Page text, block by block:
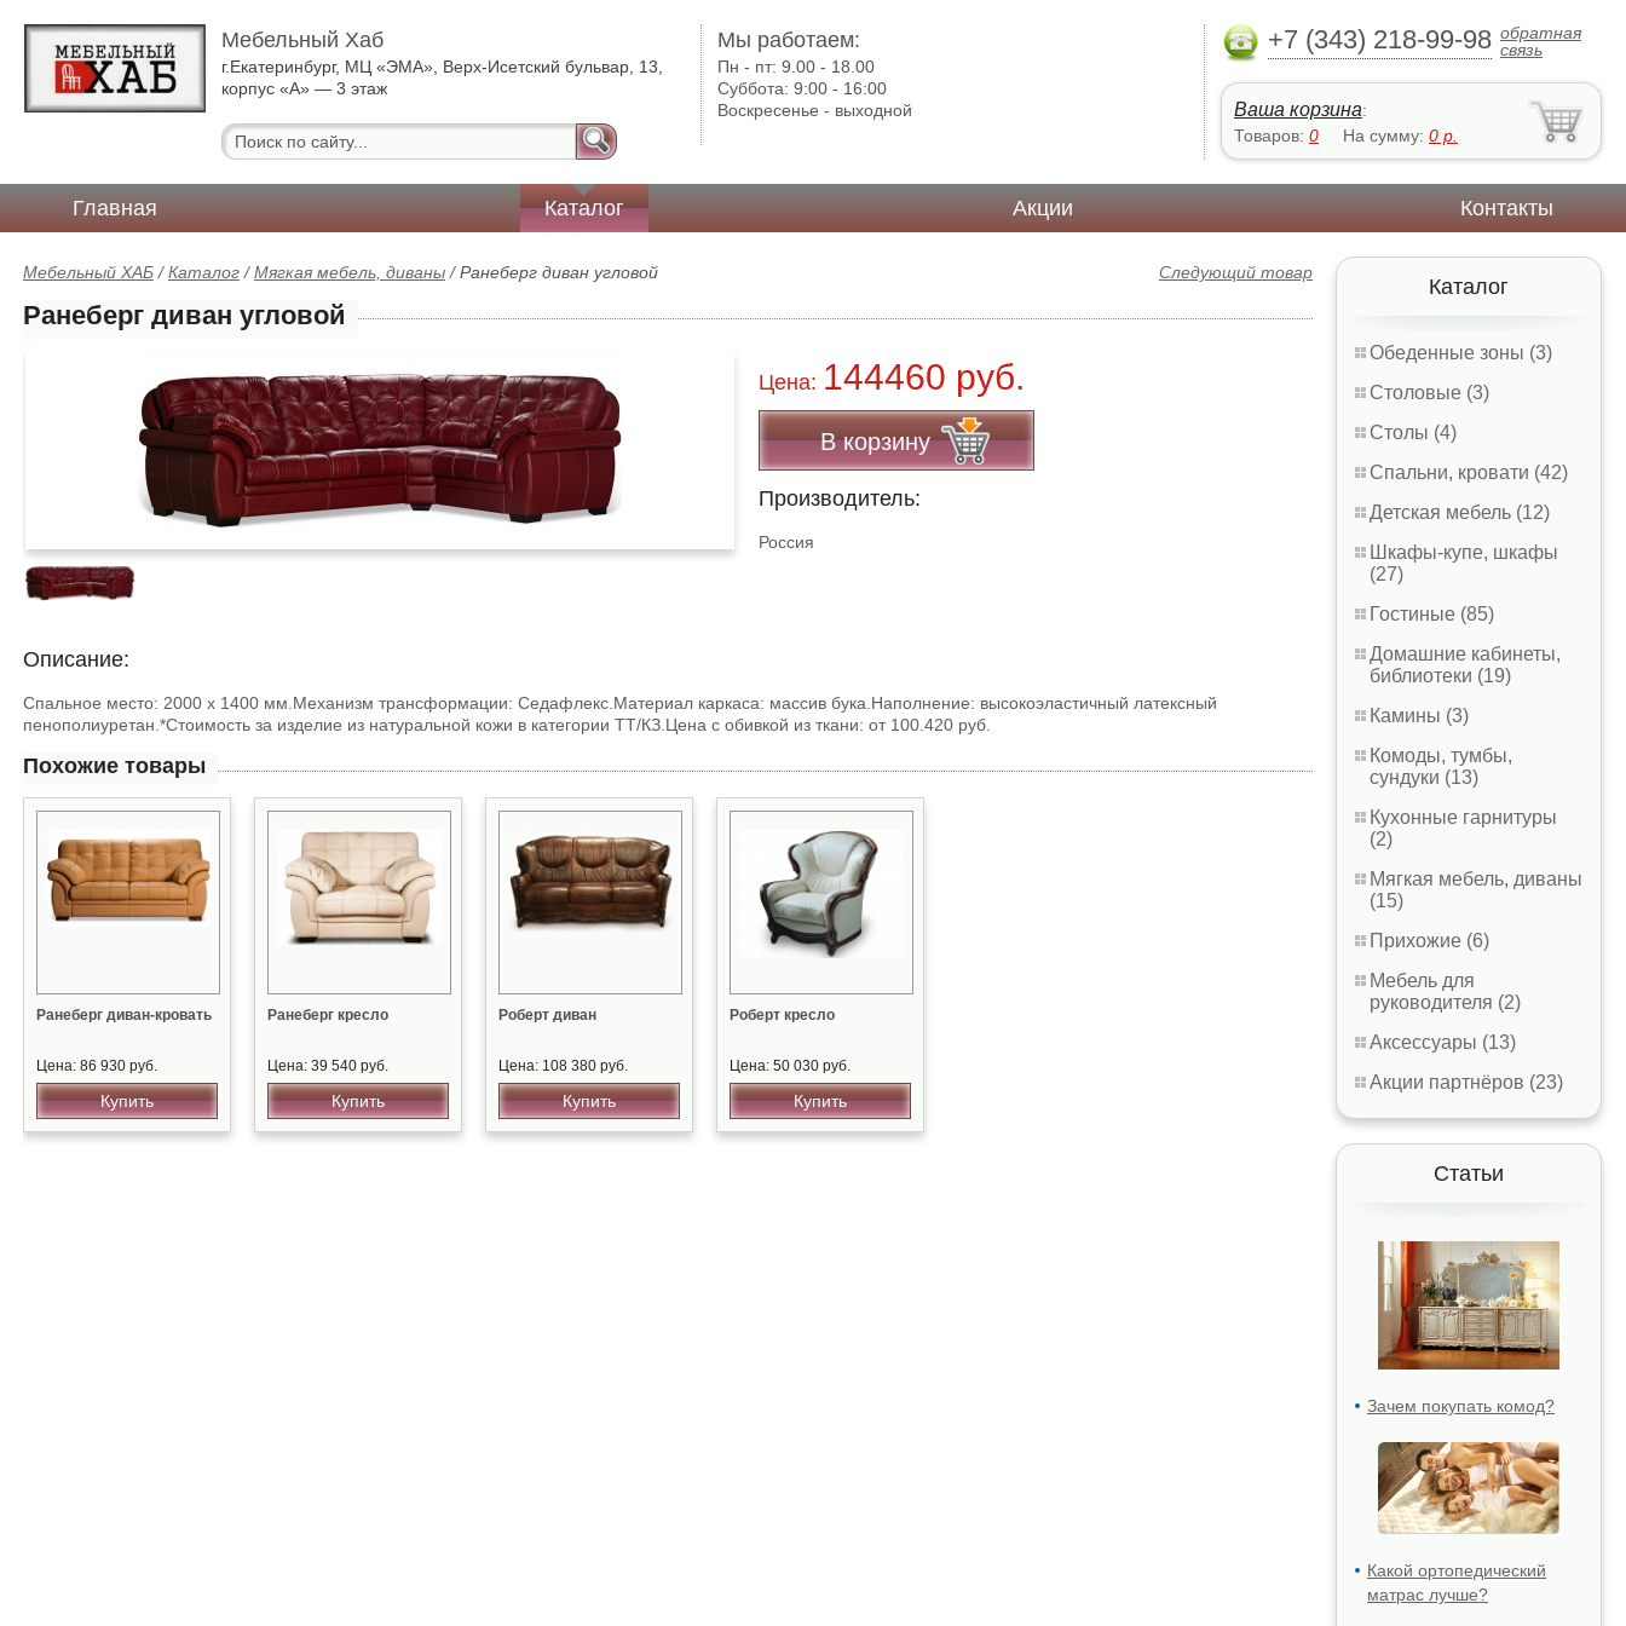
Мебельный Хаб
г.Екатеринбург, МЦ «ЭМА», Верх-Исетский бульвар, 13,
корпус «А» — 3 этаж
Мы работаем:
Пн - пт:9.00 - 18.00
Суббота:9:00 - 16:00
Воскресенье - выходной
+7 (343) 218-99-98 обратная
связь
Ваша корзина:
Товаров: 0 На сумму: 0 р.
Главная Каталог Акции Контакты
Каталог
Обеденные зоны (3)
Столовые (3)
Столы (4)
Спальни, кровати (42)
Детская мебель (12)
Шкафы-купе, шкафы
(27)
Гостиные (85)
Домашние кабинеты,
библиотеки (19)
Камины (3)
Комоды, тумбы,
сундуки (13)
Кухонные гарнитуры
(2)
Мягкая мебель, диваны
(15)
Прихожие (6)
Мебель для
руководителя (2)
Аксессуары (13)
Акции партнёров (23)
Статьи
Зачем покупать комод?
Какой ортопедический
матрас лучше?
Следующий товар
Мебельный ХАБ /Каталог /Мягкая мебель, диваны /Ранеберг диван угловой
Ранеберг диван угловой
Цена: 144460 руб.
В корзину
Производитель:
Россия
Описание:
Спальное место: 2000 х 1400 мм.Механизм трансформации: Седафлекс.Материал каркаса: массив бука.Наполнение: высокоэластичный латексный
пенополиуретан.*Стоимость за изделие из натуральной кожи в категории ТТ/КЗ.Цена с обивкой из ткани: от 100.420 руб.
Похожие товары
Ранеберг диван-кровать
Цена: 86 930 руб.
Купить
Ранеберг кресло
Цена: 39 540 руб.
Купить
Роберт диван
Цена: 108 380 руб.
Купить
Роберт кресло
Цена: 50 030 руб.
Купить